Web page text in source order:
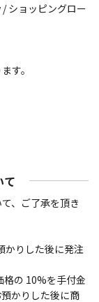
ショッピングロー
す。
て
、ご了承を頂き
りした後に発注
格の 10%を手付金
かりした後に商